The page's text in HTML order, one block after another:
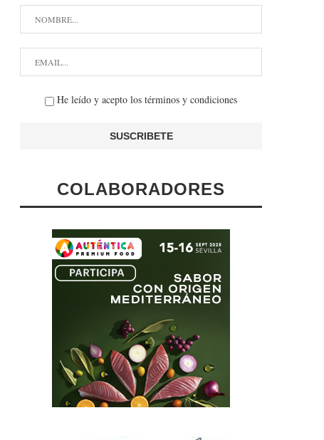
He leído y acepto los términos y condiciones
COLABORADORES